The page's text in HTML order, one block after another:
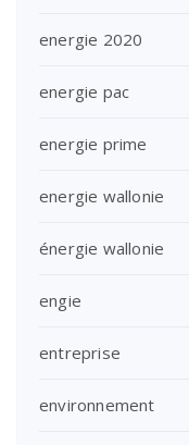
energie 2020
energie pac
energie prime
energie wallonie
énergie wallonie
engie
entreprise
environnement